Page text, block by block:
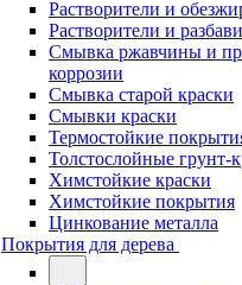
Растворители и
Растворители и
Смывка ржавчины и
коррозии
Смывка старой краски
Смывки краски
Термостойкие
Толстослойные грунт-
Химстойкие краски
Химстойкие покрытия
Цинкование металла
Покрытия для дерева